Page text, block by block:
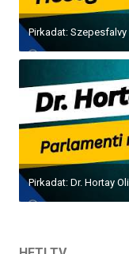
Pirkadat:
Pirkadat: Dr. Hortay